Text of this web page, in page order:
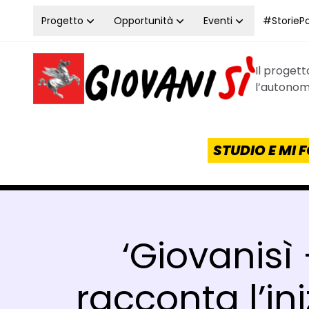
Vai al contenuto
Progetto Opportunità Eventi
Homepage Giovanisì - Progetto della Regione
Il
STUDIO E MI
‘Giovanisì
racconta